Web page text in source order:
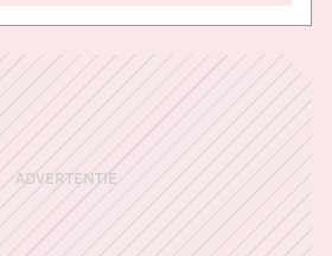
ADVERTENTIE